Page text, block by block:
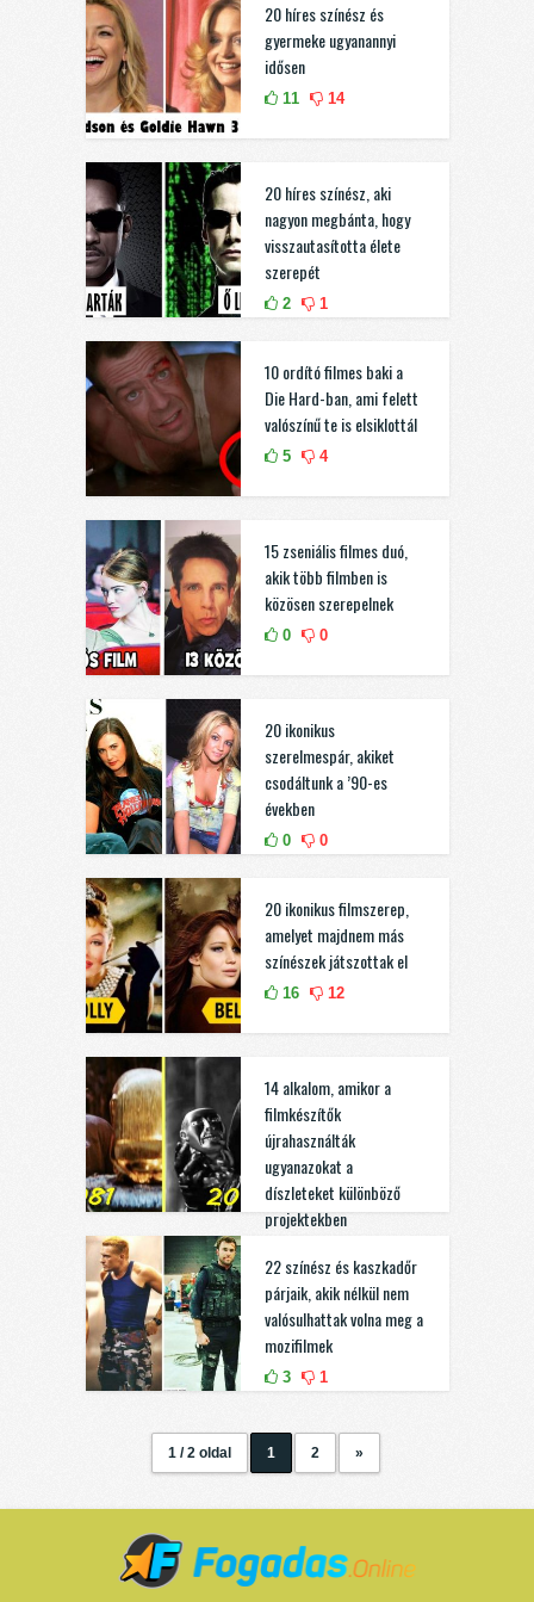
20 híres színész és
gyermeke ugyanannyi
idősen
11 14
20 híres színész, aki
nagyon megbánta, hogy
visszautasította élete
szerepét
2 1
10 ordító filmes baki a
Die Hard-ban, ami felett
valószínű te is elsiklottál
5 4
15 zseniális filmes duó,
akik több filmben is
közösen szerepelnek
0 0
20 ikonikus
szerelmespár, akiket
csodáltunk a ’90-es
években
0 0
20 ikonikus filmszerep,
amelyet majdnem más
színészek játszottak el
16 12
14 alkalom, amikor a
filmkészítők
újrahasználták
ugyanazokat a
díszleteket különböző
projektekben
22 színész és kaszkadőr
párjaik, akik nélkül nem
valósulhattak volna meg a
mozifilmek
3 1
1 / 2 oldal 1 2 »